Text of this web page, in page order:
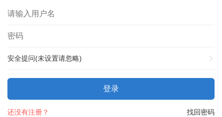
安全提问(未设置请忽略)
登录
找回密码
还没有注册？